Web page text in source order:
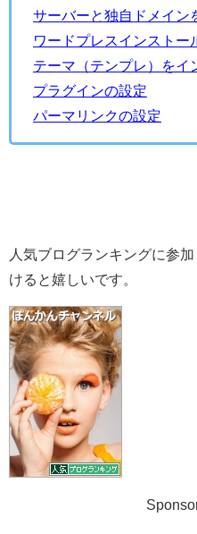
サーバーと独自ドメイン
ワードプレスインストー
テーマ（テンプレ）をイ
プラグインの設定
パーマリンクの設定
人気ブログランキングに参
けると嬉しいです。